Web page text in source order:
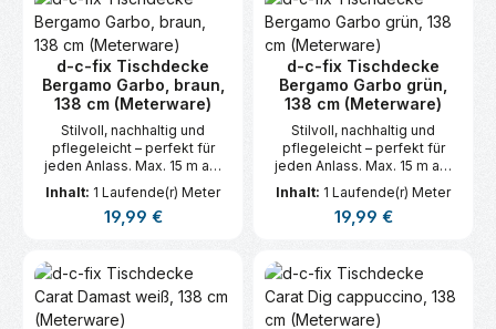
d-c-fix Tischdecke
Bergamo Garbo, braun,
138 cm (Meterware)
Stilvoll, nachhaltig und
pflegeleicht – perfekt für
jeden Anlass. Max. 15 m am
Inhalt: 1 Laufende(r) Meter
Regulärer Preis:
19,99 €
d-c-fix Tischdecke
Bergamo Garbo grün,
138 cm (Meterware)
Stilvoll, nachhaltig und
pflegeleicht – perfekt für
jeden Anlass. Max. 15 m am
Inhalt: 1 Laufende(r) Meter
Regulärer Preis:
19,99 €